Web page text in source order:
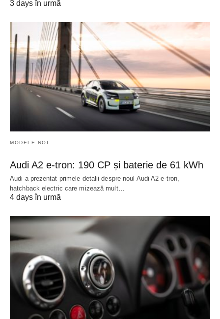
3 days în urmă
MODELE NOI
Audi A2 e-tron: 190 CP și baterie de 61 kWh
Audi a prezentat primele detalii despre noul Audi A2 e-tron,
hatchback electric care mizează mult…
4 days în urmă